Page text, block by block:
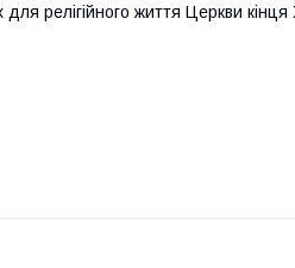
для релігійного життя Церкви